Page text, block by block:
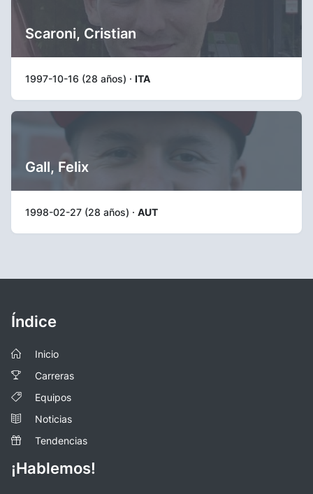
Scaroni, Cristian
1997-10-16 (28 años) · ITA
Gall, Felix
1998-02-27 (28 años) · AUT
Índice
Inicio
Carreras
Equipos
Noticias
Tendencias
¡Hablemos!